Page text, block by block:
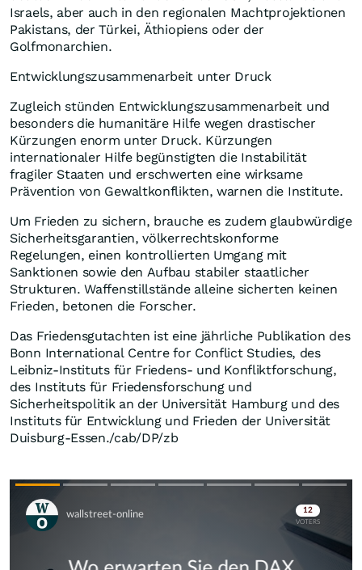
Israels, aber auch in den regionalen Machtprojektionen
Pakistans, der Türkei, Äthiopiens oder der
Golfmonarchien.
Entwicklungszusammenarbeit unter Druck
Zugleich stünden Entwicklungszusammenarbeit und
besonders die humanitäre Hilfe wegen drastischer
Kürzungen enorm unter Druck. Kürzungen
internationaler Hilfe begünstigten die Instabilität
fragiler Staaten und erschwerten eine wirksame
Prävention von Gewaltkonflikten, warnen die Institute.
Um Frieden zu sichern, brauche es zudem glaubwürdige
Sicherheitsgarantien, völkerrechtskonforme
Regelungen, einen kontrollierten Umgang mit
Sanktionen sowie den Aufbau stabiler staatlicher
Strukturen. Waffenstillstände alleine sicherten keinen
Frieden, betonen die Forscher.
Das Friedensgutachten ist eine jährliche Publikation des
Bonn International Centre for Conflict Studies, des
Leibniz-Instituts für Friedens- und Konfliktforschung,
des Instituts für Friedensforschung und
Sicherheitspolitik an der Universität Hamburg und des
Instituts für Entwicklung und Frieden der Universität
Duisburg-Essen./cab/DP/zb
Skip